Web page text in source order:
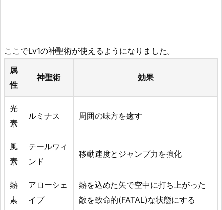
ここでLv1の神聖術が使えるようになりました。
属
性
神聖術 効果
光
素
ルミナス 周囲の味方を癒す
風
素
テールウィ
ンド
移動速度とジャンプ力を強化
熱
素
アローシェ
イプ
熱を込めた矢で空中に打ち上がった
敵を致命的(FATAL)な状態にする